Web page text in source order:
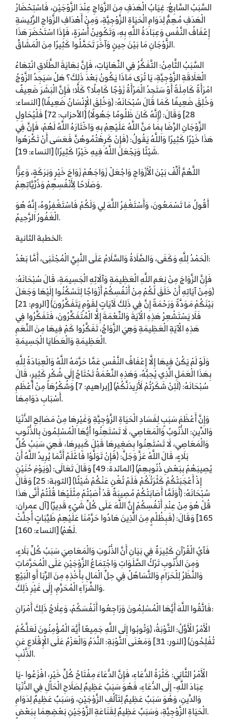
السَّبَبُ السَّابِعُ: غِيَابُ الْهَدَفِ مِنَ الزَّوَاجِ عِنْدَ الزَّوْجَيْنِ، فَاسْتِحْضَارُ
الْهَدَفِ مُهِمٌّ لِدَوَامِ الْحَيَاةِ الزَّوْجِيَّةِ، وَمِنْ أَهْدَافِ الزَّوَاجِ الرَّئِيسَةِ
إِعْفَافُ النَّفْسِ وَعِبَادَةُ اللَّهِ بِهِ، وَتَكْوِينُ أُسْرَةٍ، فَإِذَا اسْتَحْضَرَ هَذَا
الزَّوْجَانِ مَا بَيْنَ حِينٍ وَآخَرَ تَحَمَّلُوا كَثِيرًا مِنَ الْمَشَاقِّ.
السَّبَبُ الثَّامِنُ: التَّفَكُّرُ فِي النِّهَايَاتِ، فَإِنَّ نِهَايَةَ الطَّلَاقِ انْتِهَاءُ
الْعَلَاقَةِ الزَّوْجِيَّةِ، يَا تُرَى مَاذَا يَكُونُ بَعْدَ ذَلِكَ؟ هَلْ سَيَجِدُ الزَّوْجُ
امْرَأَةً كَامِلَةً أَوْ سَتَجِدُ الْمَرْأَةُ زَوْجًا كَامِلًا؟ كَلَّا؛ فَإِنَّ الْبَشَرَ ضَعِيفٌ
وَخُلِقَ ضَعِيفًا كَمَا قَالَ سُبْحَانَهُ: ﴿وَخُلِقَ الْإِنْسَانُ ضَعِيفًا﴾ [النساء:
28] وَقَالَ: ﴿إِنَّهُ كَانَ ظَلُومًا جَهُولًا﴾ [الأحزاب: 72] فَلْيُحَاوِلِ
الزَّوْجَانِ الرِّضَا بِمَا مَنَّ اللَّهُ عَلَيْهِمْ بِهِ وَاخْتَارَهُ اللَّهُ لَهُمْ، فَإِنَّ فِي
هَذَا خَيْرًا كَثِيرًا وَاللَّهُ يَقُولُ: ﴿فَإِنْ كَرِهْتُمُوهُنَّ فَعَسَى أَنْ تَكْرَهُوا
شَيْئًا وَيَجْعَلَ اللَّهُ فِيهِ خَيْرًا كَثِيرًا﴾ [النساء: 19].
اللَّهُمَّ أَلِّفْ بَيْنَ الْأَزْوَاجِ وَاجْعَلْ زَوَاجَهُمْ زَوَاجَ خَيْرٍ وَبَرَكَةٍ، وَعِزًّا
وَصَلَاحًا لِأَنْفُسِهِمْ وَذُرِّيَّاتِهِمْ.
أَقُولُ مَا تَسْمَعُونَ، وَأَسْتَغْفِرُ اللَّهَ لِي وَلَكُمْ فَاسْتَغْفِرُوهُ، إِنَّهُ هُوَ
الْغَفُورُ الرَّحِيمُ.
الخطبة الثانية:
الْحَمْدُ لِلَّهِ وَكَفَى، وَالصَّلَاةُ وَالسَّلَامُ عَلَى النَّبِيِّ الْمُجْتَبَى، أَمَّا بَعْدُ:
فَإِنَّ الزَّوَاجَ مِنْ نِعَمِ اللَّهِ الْعَظِيمَةِ وَآلَائِهِ الْجَسِيمَةِ، قَالَ سُبْحَانَهُ:
﴿وَمِنْ آيَاتِهِ أَنْ خَلَقَ لَكُمْ مِنْ أَنْفُسِكُمْ أَزْوَاجًا لِتَسْكُنُوا إِلَيْهَا وَجَعَلَ
بَيْنَكُمْ مَوَدَّةً وَرَحْمَةً إِنَّ فِي ذَلِكَ لَآيَاتٍ لِقَوْمٍ يَتَفَكَّرُونَ﴾ [الروم: 21]
فَلَا يَسْتَشْعِرُ هَذِهِ الْآيَةَ وَالنِّعْمَةَ إِلَّا الْمُتَفَكِّرُونَ، فَتَفَكَّرُوا فِي
هَذِهِ الْآيَةِ الْعَظِيمَةِ وَهِيَ الزَّوَاجُ، تَفَكَّرُوا كَمْ فِيهَا مِنَ النِّعَمِ
الْعَظِيمَةِ وَالْعَطَايَا الْجَسِيمَةِ.
وَلَوْ لَمْ يَكُنْ فِيهَا إِلَّا إِعْفَافُ النَّفْسِ عَمَّا حَرَّمَهُ اللَّهُ وَالْعِبَادَةُ لِلَّهِ
بِهَذَا الْعَمَلِ الَّذِي يُحِبُّهُ، وَهَذِهِ النِّعْمَةُ تَحْتَاجُ إِلَى شُكْرٍ كَثِيرٍ، قَالَ
سُبْحَانَهُ: ﴿لَئِنْ شَكَرْتُمْ لَأَزِيدَنَّكُمْ﴾ [إبراهيم: 7] وَشُكْرُهَا مِنْ أَعْظَمِ
أَسْبَابِ دَوَامِهَا.
وَإِنَّ أَعْظَمَ سَبَبٍ لِفَسَادِ الْحَيَاةِ الزَّوْجِيَّةِ وَغَيْرِهَا مِنْ مَصَالِحِ الدُّنْيَا
وَالدِّينِ: الذُّنُوبُ وَالْمَعَاصِي، لَا تَسْتَهِنُوا أَيُّهَا الْمُسْلِمُونَ بِالذُّنُوبِ
وَالْمَعَاصِي، لَا تَسْتَهِنُوا بِصَغِيرِهَا قَبْلَ كَبِيرِهَا، فَهِيَ سَبَبُ كُلِّ
بَلَاءٍ، قَالَ اللَّهُ عَزَّ وَجَلَّ: ﴿فَإِنْ تَوَلَّوْا فَاعْلَمْ أَنَّمَا يُرِيدُ اللَّهُ أَنْ
يُصِيبَهُمْ بِبَعْضِ ذُنُوبِهِمْ﴾ [المائدة: 49] وَقَالَ تَعَالَى: ﴿وَيَوْمَ حُنَيْنٍ
إِذْ أَعْجَبَتْكُمْ كَثْرَتُكُمْ فَلَمْ تُغْنِ عَنْكُمْ شَيْئًا﴾ [التوبة: 25] وَقَالَ
سُبْحَانَهُ: ﴿أَوَلَمَّا أَصَابَتْكُمْ مُصِيبَةٌ قَدْ أَصَبْتُمْ مِثْلَيْهَا قُلْتُمْ أَنَّى هَذَا
قُلْ هُوَ مِنْ عِنْدِ أَنْفُسِكُمْ إِنَّ اللَّهَ عَلَى كُلِّ شَيْءٍ قَدِيرٌ﴾ [آل عمران:
165] وَقَالَ: ﴿فَبِظُلْمٍ مِنَ الَّذِينَ هَادُوا حَرَّمْنَا عَلَيْهِمْ طَيِّبَاتٍ أُحِلَّتْ
لَهُمْ﴾ [النساء: 160].
فَآيُ الْقُرْآنِ كَثِيرَةٌ فِي بَيَانِ أَنَّ الذُّنُوبَ وَالْمَعَاصِيَ سَبَبُ كُلِّ بَلَاءٍ،
وَمِنَ الذُّنُوبِ تَرْكُ الصَّلَوَاتِ وَاجْتِمَاعُ الزَّوْجَيْنِ عَلَى الْمُحَرَّمَاتِ
وَالنَّظَرُ لِلْحَرَامِ وَالتَّسَاهُلُ فِي حِلِّ الْمَالِ بِأَخْذِهِ مِنَ الرِّبَا أَوِ الْبَيْعِ
وَالشِّرَاءِ الْمُحَرَّمِ، إِلَى غَيْرِ ذَلِكَ.
فَاتَّقُوا اللَّهَ أَيُّهَا الْمُسْلِمُونَ وَرَاجِعُوا أَنْفُسَكُمْ، وَعِلَاجُ ذَلِكَ أَمْرَانِ:
الْأَمْرُ الْأَوَّلُ: التَّوْبَةُ، ﴿وَتُوبُوا إِلَى اللَّهِ جَمِيعًا أَيُّهَ الْمُؤْمِنُونَ لَعَلَّكُمْ
تُفْلِحُونَ﴾ [النور: 31] وَمَعْنَى التَّوْبَةِ: النَّدَمُ وَالْعَزْمُ عَلَى الْإِقْلَاعِ عَنِ
الذَّنْبِ.
الْأَمْرُ الثَّانِي: كَثْرَةُ الدُّعَاءِ، فَإِنَّ الدُّعَاءَ مِفْتَاحُ كُلِّ خَيْرٍ، افْزَعُوا -يَا
عِبَادَ اللَّهِ- إِلَى الدُّعَاءِ، فَهُوَ سَبَبٌ عَظِيمٌ لِصَلَاحِ الْحَالِ فِي الدُّنْيَا
وَالدِّينِ، وَهُوَ سَبَبٌ عَظِيمٌ لِتَآلُفِ الزَّوْجَيْنِ، وَسَبَبٌ عَظِيمٌ لِدَوَامِ
الْحَيَاةِ الزَّوْجِيَّةِ، وَسَبَبٌ عَظِيمٌ لِقَنَاعَةِ الزَّوْجَيْنِ بَعْضِهِمَا بِبَعْضٍ.